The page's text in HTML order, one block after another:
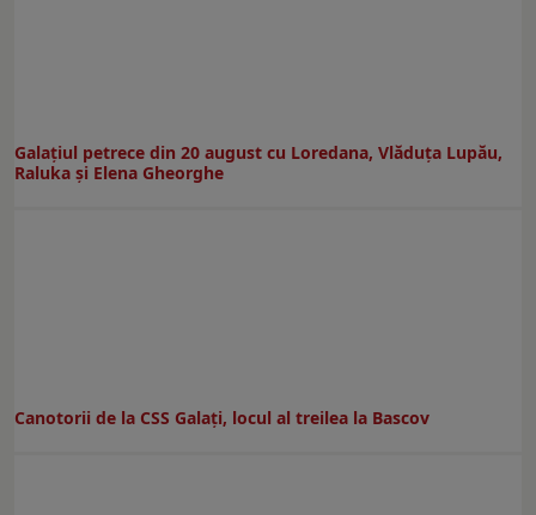
Galaţiul petrece din 20 august cu Loredana, Vlăduța Lupău,
Raluka și Elena Gheorghe
Canotorii de la CSS Galați, locul al treilea la Bascov